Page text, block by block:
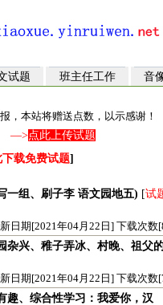
试题 班主任工作
音
，本站将赠送点数，以示感谢！
—>点此上传试题
下载免费试题]
一组、刷子李 语文园地五) [试
日期[2021年04月22日] 下载次数
杂兴、稚子弄冰、村晚、祖父
日期[2021年04月22日] 下载次数
趣、综合性学习：我爱你，汉